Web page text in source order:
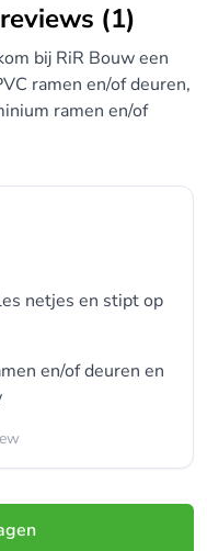
(1)
bij RiR Bouw een
ramen en/of deuren,
ramen en/of
netjes en stipt op
en/of deuren en